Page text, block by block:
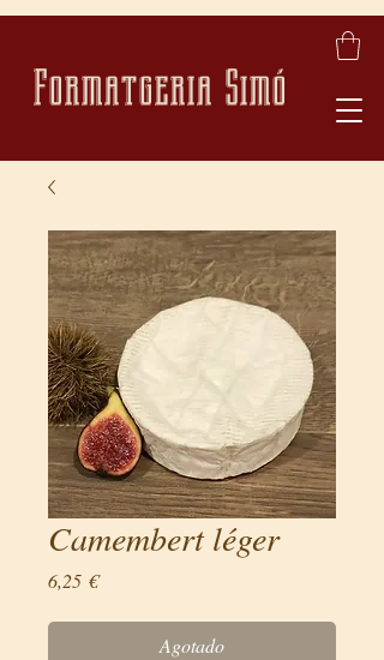
Formatgeria Simó
Camembert léger
6,25 €Precio
Agotado